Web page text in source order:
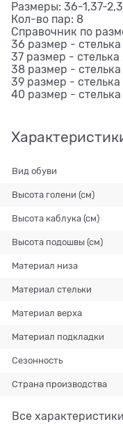
Размеры: 36-1,37-
Кол-во пар: 8
Справочник по
36 размер -
37 размер -
38 размер -
39 размер -
40 размер -
Вид обуви
Высота голени (см)
Высота каблука (см)
Высота подошвы (см)
Материал низа
Материал стельки
Материал верха
Материал подкладки
Сезонность
Страна производства
Все характеристики